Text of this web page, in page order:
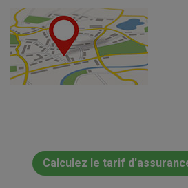
Calculez le tarif